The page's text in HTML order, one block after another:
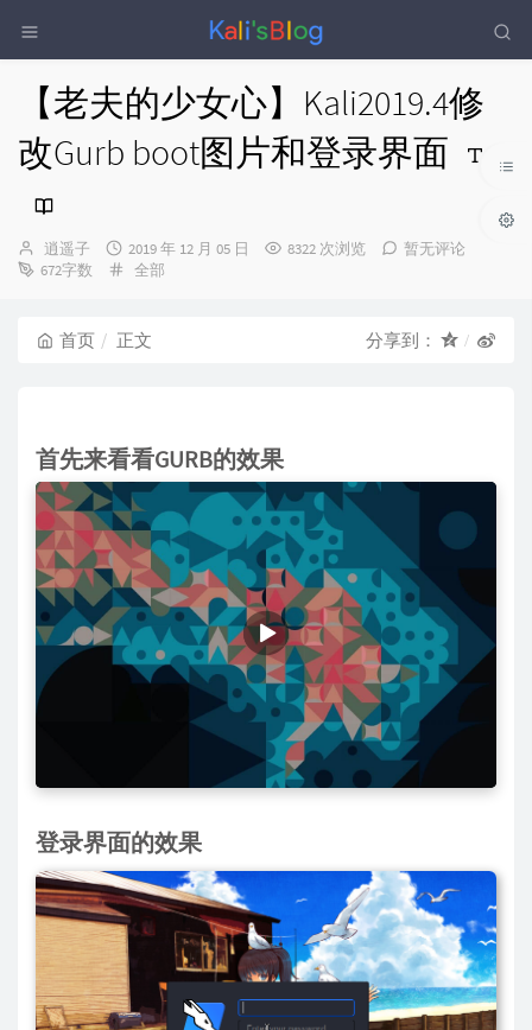
【老夫的少女心】Kali2019.4修
改Gurb boot图片和登录界面
博
主：
逍遥子
发
布
2019 年 12 月 05 日 8322 次浏览
暂无评论
672字数
分
全部
首页 正文 分享到：
首先来看看GURB的效果
登录界面的效果